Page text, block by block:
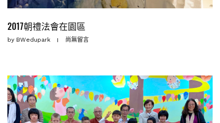
2017朝禮法會在園區
by BWedupark 尚無留言